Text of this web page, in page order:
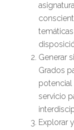
Generar
Grados
servicio
Explorar